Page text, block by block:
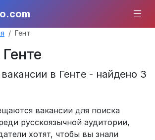
Гент
в Генте - найдено 3
вакансии для поиска
русскоязычной аудитории,
хотят, чтобы вы знали